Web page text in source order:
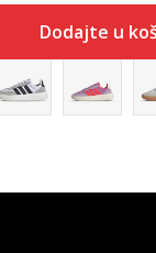
Dodajte u